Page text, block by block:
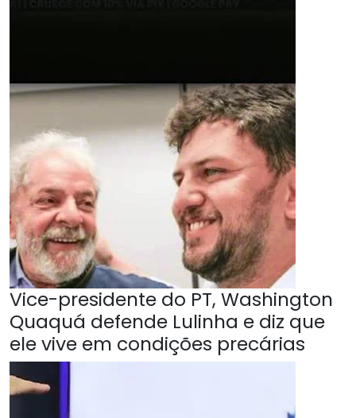
Vice-presidente do PT, Washington
Quaquá defende Lulinha e diz que
ele vive em condições precárias